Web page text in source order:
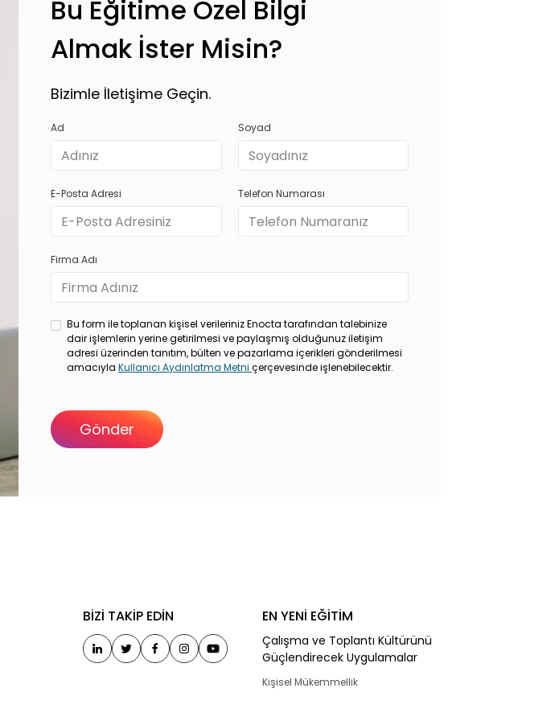
Bu Eğitime Özel Bilgi
Almak İster Misin?
Bizimle İletişime Geçin.
Ad Soyad
E-Posta Adresi Telefon Numarası
Firma Adı
Bu form ile toplanan kişisel verileriniz Enocta tarafından talebinize
dair işlemlerin yerine getirilmesi ve paylaşmış olduğunuz iletişim
adresi üzerinden tanıtım, bülten ve pazarlama içerikleri gönderilmesi
amacıyla Kullanıcı Aydınlatma Metni çerçevesinde işlenebilecektir.
BİZİ TAKİP EDİN EN YENİ EĞİTİM
Çalışma ve Toplantı Kültürünü
Güçlendirecek Uygulamalar
Kişisel Mükemmellik